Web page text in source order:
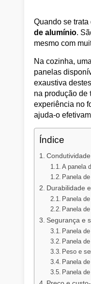
Quando se
de alumínio.
mesmo com
Na cozinha,
panelas
exaustiva
na produção de
experiência no
ajuda-o
Índice
A panela
Panela
Durabilidade
Panela
Panela
Segurança e
Panela
Panela
Peso e
Panela
Panela